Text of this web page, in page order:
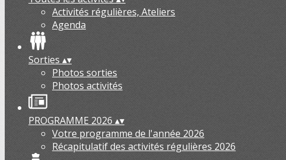
Activités régulières, Ateliers
Agenda
Sorties ▴▾
Photos sorties
Photos activités
PROGRAMME 2026 ▴▾
Votre programme de l'année 2026
Récapitulatif des activités régulières 2026